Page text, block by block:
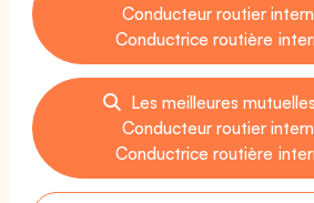
Conducteur routier
Conductrice routière
Les meilleures
Conducteur routier
Conductrice routière